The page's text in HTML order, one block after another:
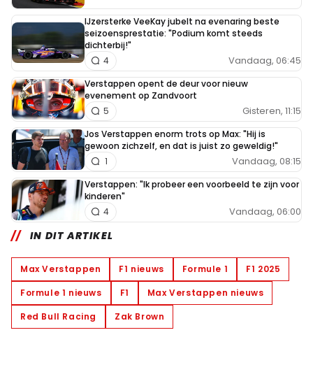
IJzersterke VeeKay jubelt na evenaring beste
seizoensprestatie: "Podium komt steeds
dichterbij!"
Vandaag, 06:45
4
Verstappen opent de deur voor nieuw
evenement op Zandvoort
Gisteren, 11:15
5
Jos Verstappen enorm trots op Max: "Hij is
gewoon zichzelf, en dat is juist zo geweldig!"
Vandaag, 08:15
1
Verstappen: "Ik probeer een voorbeeld te zijn voor
kinderen"
Vandaag, 06:00
4
IN DIT ARTIKEL
Max Verstappen F1 nieuws Formule 1
F1 2025
Formule 1 nieuws
F1
Max Verstappen nieuws
Red Bull Racing
Zak Brown